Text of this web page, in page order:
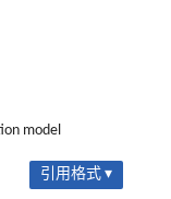
model
引用格式 ▾